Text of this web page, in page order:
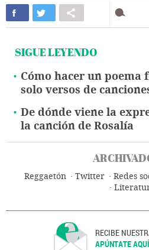
SIGUE LEYENDO
Cómo hacer un
solo versos de
De dónde viene la
la canción de Rosalía
Reggaetón Twitter Redes
RECIBE
APÚNTATE AQUÍ